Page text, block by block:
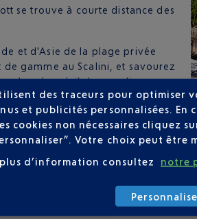
se trouve à courte distance des
et d'Asie de la plage privée
gamme au Scalini, et savourez
de soleil dans un lieu
CLUB AIRPORT
des traceurs pour optimiser
et publicités personnalisées. En
cookies non nécessaires cliquez
Votre choix peut
d’information consultez notre